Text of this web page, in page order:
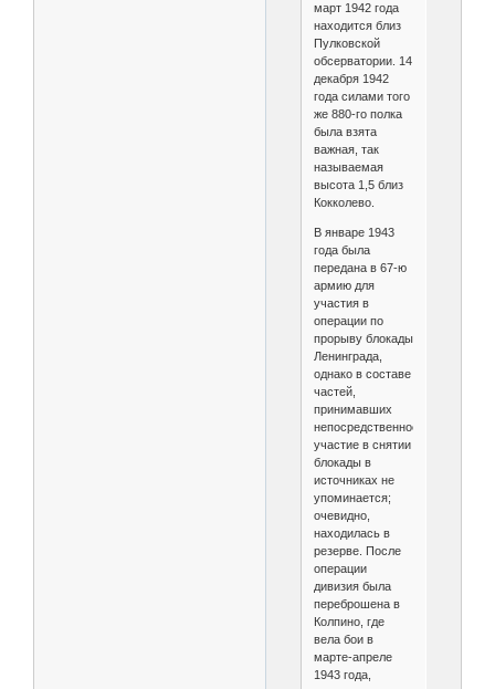
март 1942 года
находится близ
Пулковской
обсерватории. 14
декабря 1942
года силами того
же 880-го полка
была взята
важная, так
называемая
высота 1,5 близ
Кокколево.
В январе 1943
года была
передана в 67-ю
армию для
участия в
операции по
прорыву блокады
Ленинграда,
однако в составе
частей,
принимавших
непосредственное
участие в снятии
блокады в
источниках не
упоминается;
очевидно,
находилась в
резерве. После
операции
дивизия была
переброшена в
Колпино, где
вела бои в
марте-апреле
1943 года,